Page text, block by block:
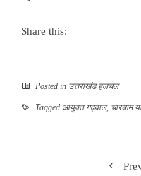
Share this:
Posted in उत्तराखंड हलचल
Tagged आयुक्त गढ़वाल, चारधाम